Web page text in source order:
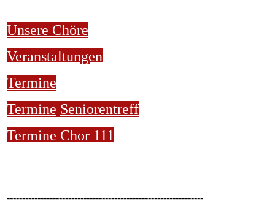
Unsere Chöre
Veranstaltungen
Termine
Termine Seniorentreff
Termine Chor 111
----------------------------------------------------------------